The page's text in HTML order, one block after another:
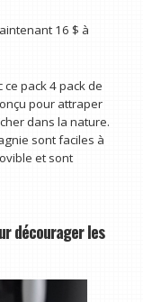
16 $ à
pack 4 pack de
pour attraper
dans la nature.
sont faciles à
et sont
décourager les